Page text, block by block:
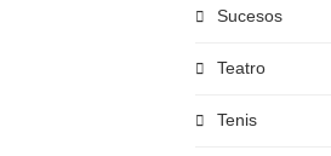
Sucesos
Teatro
Tenis